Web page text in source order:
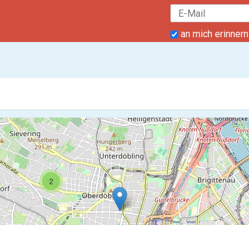
an mich erinnern
2